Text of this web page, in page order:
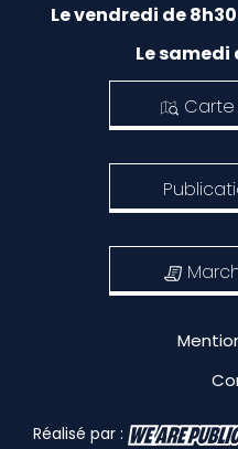
Le vendredi de 8h30
Le samedi
Réalisé par :